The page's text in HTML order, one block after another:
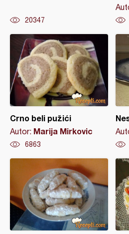
20347
Crno beli pužići
Autor: Marija Mirkovic
6863